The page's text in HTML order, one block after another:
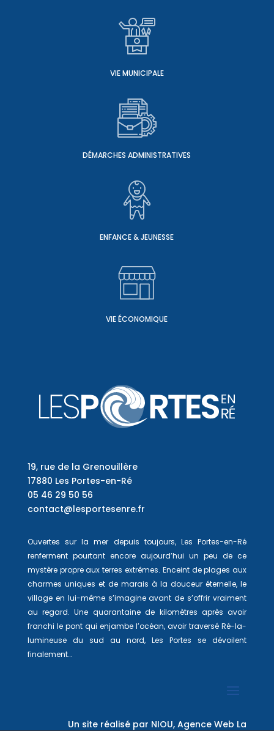
VIE MUNICIPALE
DÉMARCHES ADMINISTRATIVES
ENFANCE & JEUNESSE
VIE ÉCONOMIQUE
19, rue de la Grenouillère
17880 Les Portes-en-Ré
05 46 29 50 56
contact@lesportesenre.fr
Ouvertes sur la mer depuis toujours, Les Portes-en-Ré
renferment pourtant encore aujourd’hui un peu de ce
mystère propre aux terres extrêmes. Enceint de plages aux
charmes uniques et de marais à la douceur éternelle, le
village en lui-même s’imagine avant de s’offrir vraiment
au regard. Une quarantaine de kilomètres après avoir
franchi le pont qui enjambe l’océan, avoir traversé Ré-la-
lumineuse du sud au nord, Les Portes se dévoilent
finalement…
Un site réalisé par NIOU, Agence Web La